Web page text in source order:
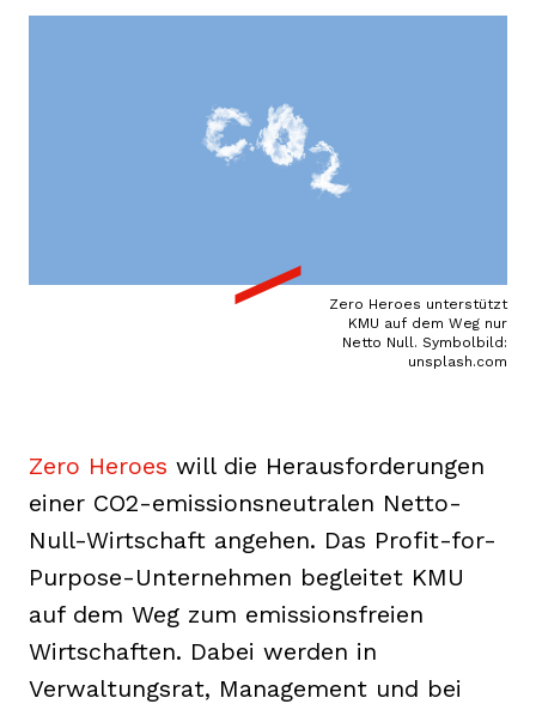
Zero Heroes unterstützt
KMU auf dem Weg nur
Netto Null. Symbolbild:
unsplash.com
Zero Heroes will die Herausforderungen
einer CO2-emissionsneutralen Netto-
Null-Wirtschaft angehen. Das Profit-for-
Purpose-Unternehmen begleitet KMU
auf dem Weg zum emissionsfreien
Wirtschaften. Dabei werden in
Verwaltungsrat, Management und bei